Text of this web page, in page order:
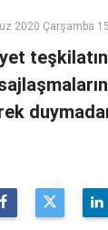
2020 Çarşamba